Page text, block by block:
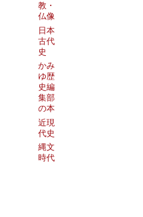
教・
仏像
日本
古代
史
かみ
ゆ歴
史編
集部
の本
近現
代史
縄文
時代